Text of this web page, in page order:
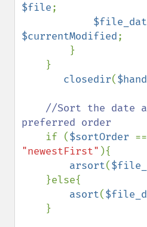
$file;
$currentModified;
closedir(
//Sort the date
preferred order
if ($sortOrder
"newestFirst" ){
arsort(
asort(